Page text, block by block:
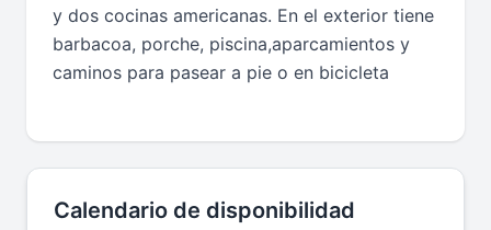
y dos cocinas americanas. En el exterior tiene
barbacoa, porche, piscina,aparcamientos y
caminos para pasear a pie o en bicicleta
Calendario de disponibilidad